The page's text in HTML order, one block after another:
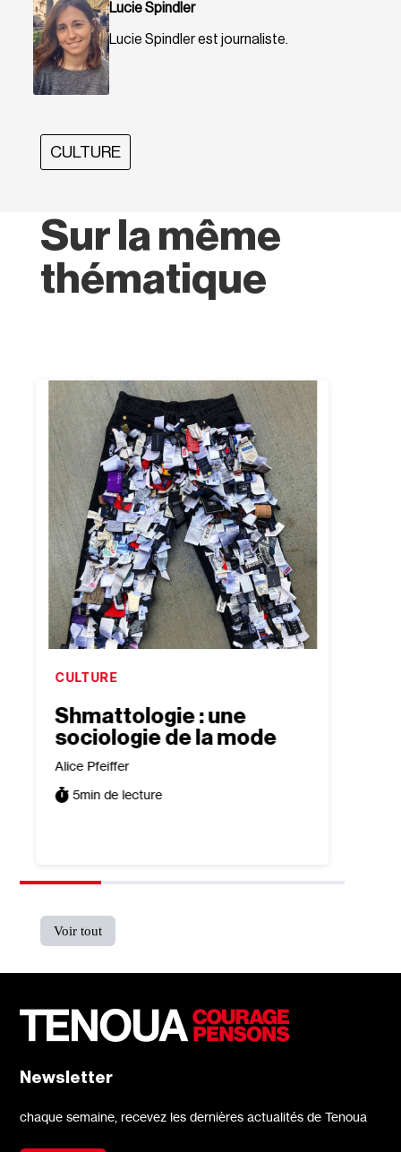
Lucie Spindler
Lucie Spindler est journaliste.
CULTURE
Sur la même
thématique
CULTURE
Shmattologie : une
sociologie de la mode
Alice Pfeiffer
5min de lecture
Voir tout
Newsletter
chaque semaine, recevez les dernières actualités de Tenoua